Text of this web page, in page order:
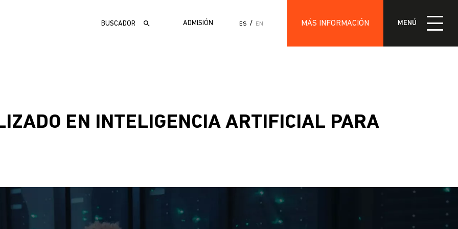
Buscar
MENÚ
ADMISIÓN ES EN MÁS INFORMACIÓN MENÚ
EN INTELIGENCIA ARTIFICIAL PARA